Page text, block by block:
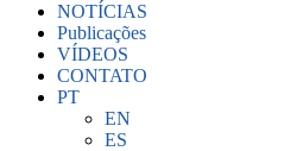
NOTÍCIAS
Publicações
VÍDEOS
CONTATO
PT
EN
ES